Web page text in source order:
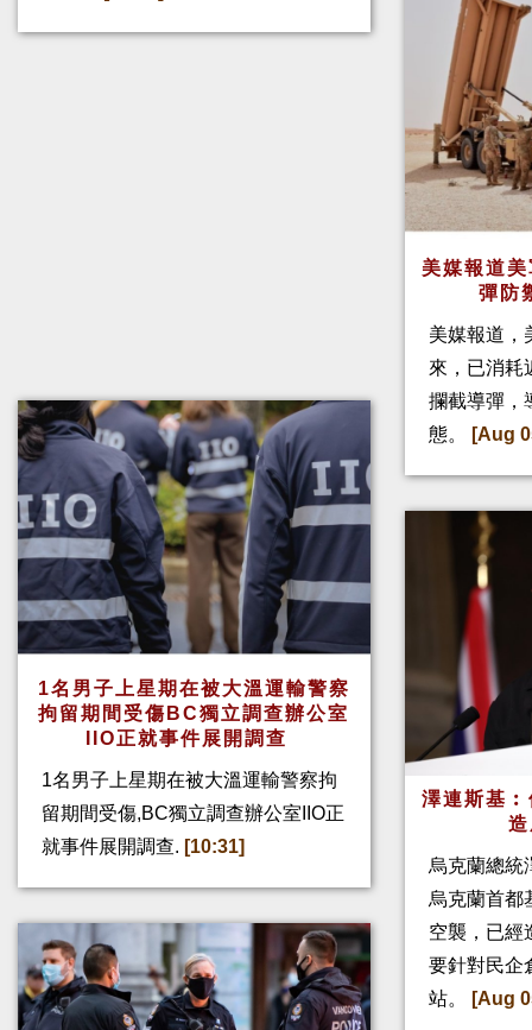
1名男子上星期在被大溫運輸警察
拘留期間受傷BC獨立調查辦公室
IIO正就事件展開調查
1名男子上星期在被大溫運輸警察拘
留期間受傷,BC獨立調查辦公室IIO正
就事件展開調查. [10:31]
美媒報道
彈防
美媒報道，
來，已消耗
攔截導彈，
態。
[Aug
澤連斯基
烏克蘭總統
烏克蘭首都
空襲，已經
要針對民企
站。
[Aug